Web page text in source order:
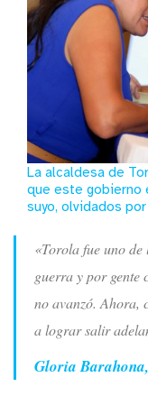
La alcaldesa de
que este gobierno
suyo, olvidados
«Torola fue uno
guerra y por gente
no avanzó. Ahora,
a lograr salir
Gloria